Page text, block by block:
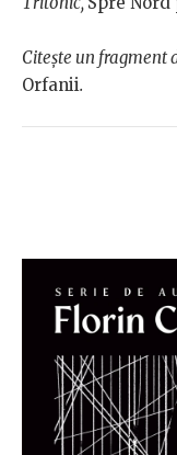
Citește un fragment
Orfanii.